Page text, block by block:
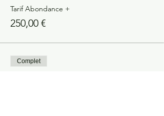
Tarif Abondance +
250,00 €
Complet